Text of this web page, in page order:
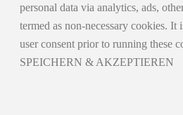
personal data via analytics, ads,
termed as non-necessary cookies. It
user consent prior to running these
SPEICHERN & AKZEPTIEREN